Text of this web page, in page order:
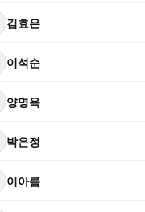
김효은
이석순
양명옥
박은정
이아름